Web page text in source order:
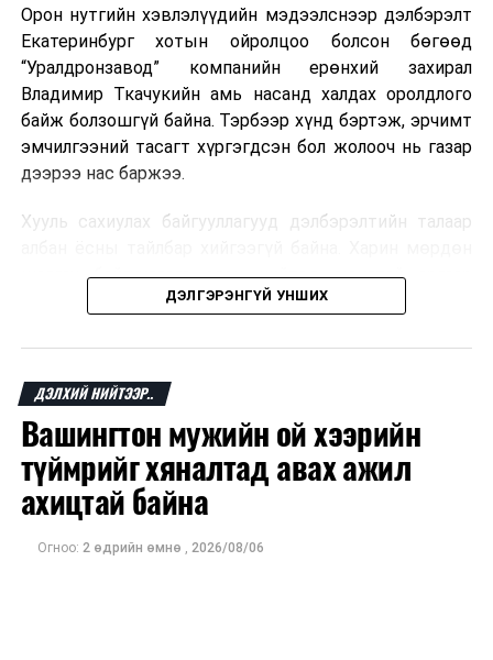
ӨМНӨХ МЭДЭЭ
Энхийг дэмжих ажиллагаанд оролцох цагдаагийн алба
хаагчдыг үдэх ёслол боллоо
Мароккогийн хөдөлмөр эрхлэлтийн сайд мэдэгджээ.
Орон нутгийн хэвлэлүүдийн мэдээлснээр дэлбэрэлт
Екатеринбург хотын ойролцоо болсон бөгөөд
“Уралдронзавод” компанийн ерөнхий захирал
Владимир Ткачукийн амь насанд халдах оролдлого
байж болзошгүй байна. Тэрбээр хүнд бэртэж, эрчимт
эмчилгээний тасагт хүргэгдсэн бол жолооч нь газар
дээрээ нас баржээ.
Хууль сахиулах байгууллагууд дэлбэрэлтийн талаар
шалгах байгууллага олон нийтэд аюултай аргаар
хүний амь насанд халдахыг завдсан гэх үндэслэлээр
мэдээлжээ.
“Уралдронзавод” компани 2023 онд Екатеринбург
хотод байгуулагдсан бөгөөд нисгэгчгүй нисэх
төхөөрөмж үйлдвэрлэдэг аж. Тус компанийн 2025
оны орлого 6.2 тэрбум рубль, цэвэр ашиг нь 1.9
тэрбум рубльд хүрсэн гэж РБК мэдээлсэн байна.
Одоогоор дэлбэрэлтийн шалтгаан, хэрэгт холбоотой
ДЭЛГЭРЭНГҮЙ УНШИХ
ДЭЛХИЙ НИЙТЭЭР..
Вашингтон мужийн ой хээрийн
түймрийг хяналтад авах ажил
ахицтай байна
Огноо: 2 өдрийн өмнө , 2026/08/06